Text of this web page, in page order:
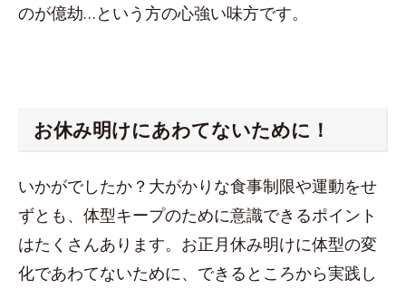
のが億劫…という方の心強い味方です。
お休み明けにあわてないために！
いかがでしたか？大がかりな食事制限や運動をせ
ずとも、体型キープのために意識できるポイント
はたくさんあります。お正月休み明けに体型の変
化であわてないために、できるところから実践し